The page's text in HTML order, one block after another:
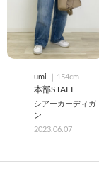
umi ｜154cm
本部STAFF
シアーカーディガ
ン
2023.06.07